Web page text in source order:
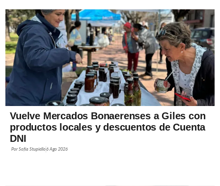
Vuelve Mercados Bonaerenses a Giles con
productos locales y descuentos de Cuenta
DNI
PorSofía Stupiello6 Ago 2026